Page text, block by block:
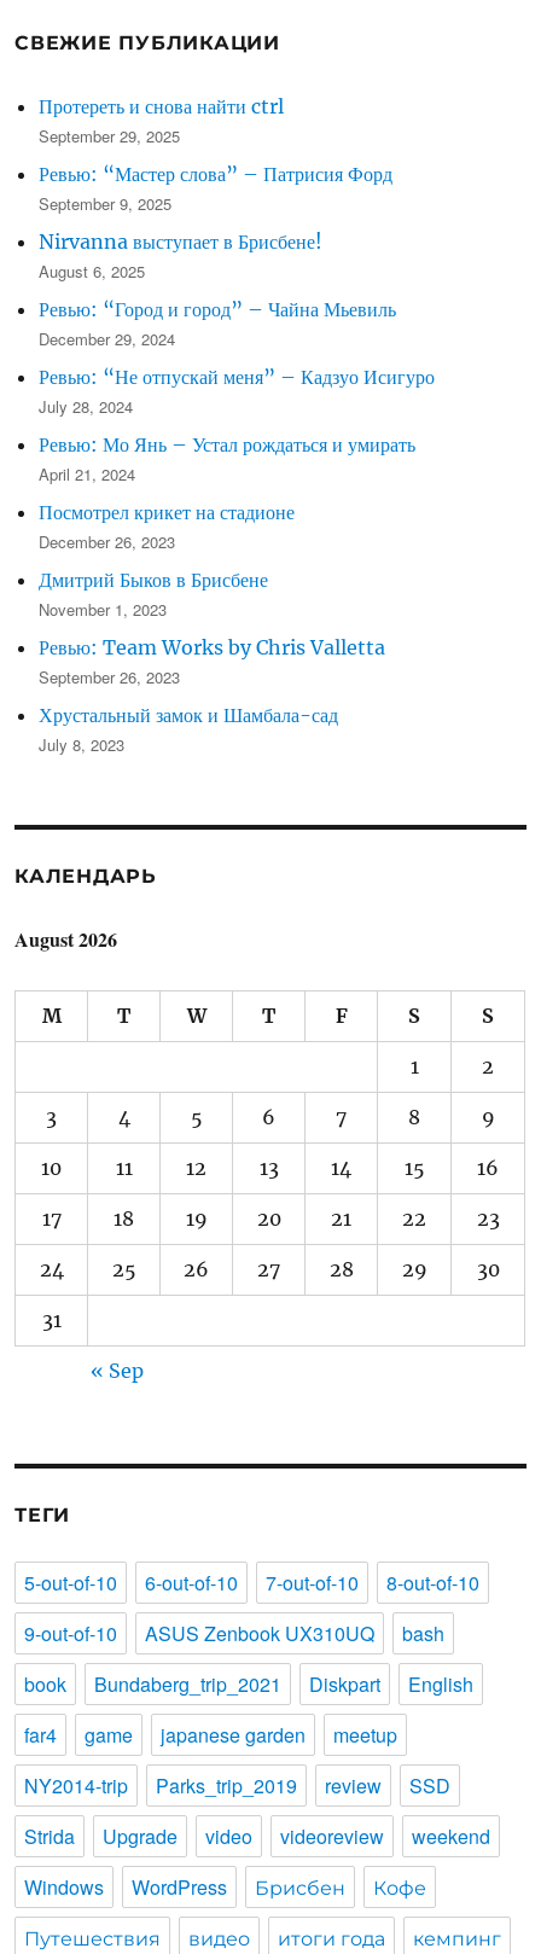
СВЕЖИЕ ПУБЛИКАЦИИ
Протереть и снова найти ctrl
September 29, 2025
Ревью: “Мастер слова” – Патрисия Форд
September 9, 2025
Nirvanna выступает в Брисбене!
August 6, 2025
Ревью: “Город и город” – Чайна Мьевиль
December 29, 2024
Ревью: “Не отпускай меня” – Кадзуо Исигуро
July 28, 2024
Ревью: Мо Янь – Устал рождаться и умирать
April 21, 2024
Посмотрел крикет на стадионе
December 26, 2023
Дмитрий Быков в Брисбене
November 1, 2023
Ревью: Team Works by Chris Valletta
September 26, 2023
Хрустальный замок и Шамбала-сад
July 8, 2023
КАЛЕНДАРЬ
August 2026
M T W T F S S
1 2
3 4 5 6 7 8 9
10 11 12 13 14 15 16
17 18 19 20 21 22 23
24 25 26 27 28 29 30
31
« Sep
ТЕГИ
5-out-of-10 6-out-of-10 7-out-of-10
8-out-of-10
9-out-of-10
ASUS Zenbook UX310UQ
bash
book
Bundaberg_trip_2021 Diskpart
English
far4
game japanese garden
meetup
NY2014-trip
Parks_trip_2019 review
SSD
Strida
Upgrade video videoreview
weekend
Windows
WordPress Брисбен
Кофе
Путешествия
видео итоги года
кемпинг